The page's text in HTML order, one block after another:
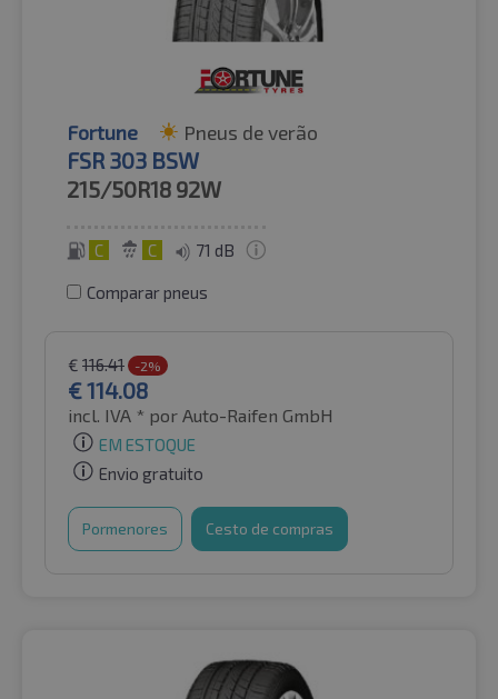
Fortune Pneus de verão
FSR 303 BSW
215/50R18 92W
C C 71 dB
Comparar pneus
€ 116.41 -2%
€114.08
incl. IVA * por Auto-Raifen GmbH
EM ESTOQUE
Envio gratuito
Pormenores Cesto de compras